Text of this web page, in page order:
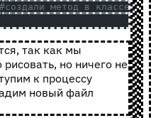
#создали метод в классе
так как мы
но ничего не
к процессу
новый файл